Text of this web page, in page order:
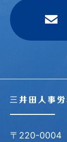
〒220-0004